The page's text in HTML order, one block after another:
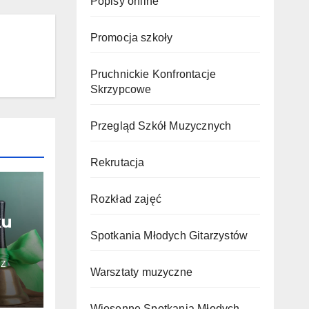
Promocja szkoły
Pruchnickie Konfrontacje
Skrzypcowe
Przegląd Szkół Muzycznych
Rekrutacja
Rozkład zajęć
Spotkania Młodych Gitarzystów
Warsztaty muzyczne